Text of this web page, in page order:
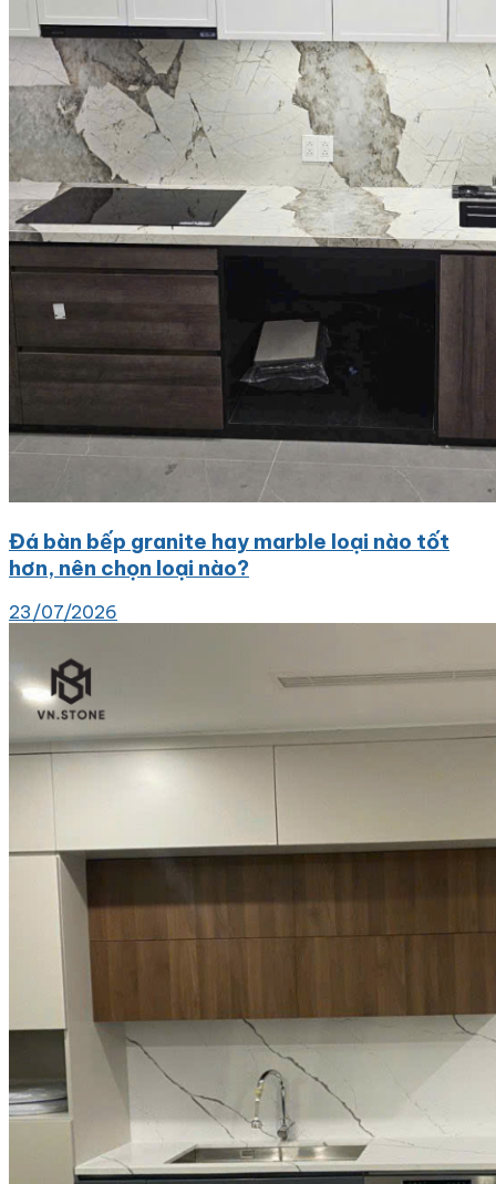
Đá bàn bếp granite hay marble loại nào tốt
hơn, nên chọn loại nào?
23/07/2026